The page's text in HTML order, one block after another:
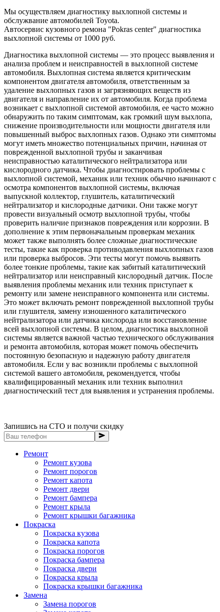
Мы осуществляем диагностику выхлопной системы и
обслужвание автомобилей Toyota.
Автосервис кузовного ремона "Pokras center" диагностика
выхлопной системы от 1000 руб.
Диагностика выхлопной системы — это процесс выявления и
анализа проблем и неисправностей в выхлопной системе
автомобиля. Выхлопная система является критическим
компонентом двигателя автомобиля, ответственным за
удаление выхлопных газов и загрязняющих веществ из
двигателя и направление их от автомобиля. Когда проблема
возникает с выхлопной системой автомобиля, ее часто можно
обнаружить по таким симптомам, как громкий шум выхлопа,
снижение производительности или мощности двигателя или
повышенный выброс выхлопных газов. Однако эти симптомы
могут иметь множество потенциальных причин, начиная от
поврежденной выхлопной трубы и заканчивая
неисправностью каталитического нейтрализатора или
кислородного датчика. Чтобы диагностировать проблемы с
выхлопной системой, механик или техник обычно начинают с
осмотра компонентов выхлопной системы, включая
выпускной коллектор, глушитель, каталитический
нейтрализатор и кислородные датчики. Они также могут
провести визуальный осмотр выхлопной трубы, чтобы
проверить наличие признаков повреждения или коррозии. В
дополнение к этим первоначальным проверкам механик
может также выполнять более сложные диагностические
тесты, такие как проверка противодавления выхлопных газов
или проверка выбросов. Эти тесты могут помочь выявить
более тонкие проблемы, такие как забитый каталитический
нейтрализатор или неисправный кислородный датчик. После
выявления проблемы механик или техник приступает к
ремонту или замене неисправного компонента или системы.
Это может включать ремонт поврежденной выхлопной трубы
или глушителя, замену изношенного каталитического
нейтрализатора или датчика кислорода или восстановление
всей выхлопной системы. В целом, диагностика выхлопной
системы является важной частью технического обслуживания
и ремонта автомобиля, которая может помочь обеспечить
постоянную безопасную и надежную работу двигателя
автомобиля. Если у вас возникли проблемы с выхлопной
системой вашего автомобиля, рекомендуется, чтобы
квалифицированный механик или техник выполнил
диагностический тест для выявления и устранения проблемы.
Запишись на СТО и получи скидку
Ремонт
Ремонт кузова
Ремонт порогов
Ремонт капота
Ремонт двери
Ремонт бампера
Ремонт крыла
Ремонт крышки багажника
Покраска
Покраска кузова
Покраска капота
Покраска порогов
Покраска бампера
Покраска двери
Покраска крыла
Покраска крышки багажника
Замена
Замена порогов